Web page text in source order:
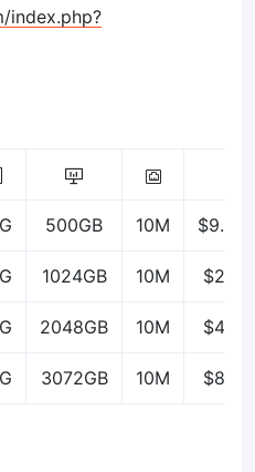
index.php?
500GB 10M
1024GB 10M
2048GB 10M
3072GB 10M